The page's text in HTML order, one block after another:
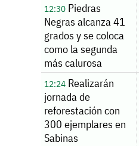
12:30 Piedras
Negras alcanza 41
grados y se coloca
como la segunda
más calurosa
12:24 Realizarán
jornada de
reforestación con
300 ejemplares en
Sabinas